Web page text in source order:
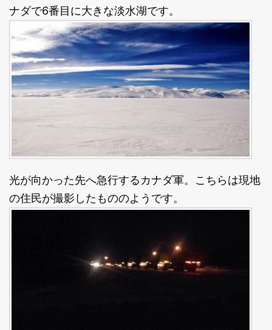
ナダで6番目に大きな淡水湖です。
光が向かった先へ急行するカナダ軍。こちらは現地
の住民が撮影したもののようです。